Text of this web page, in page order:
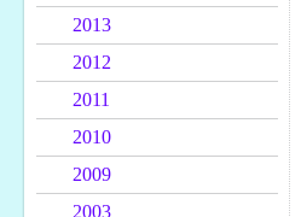
2013
2012
2011
2010
2009
2003